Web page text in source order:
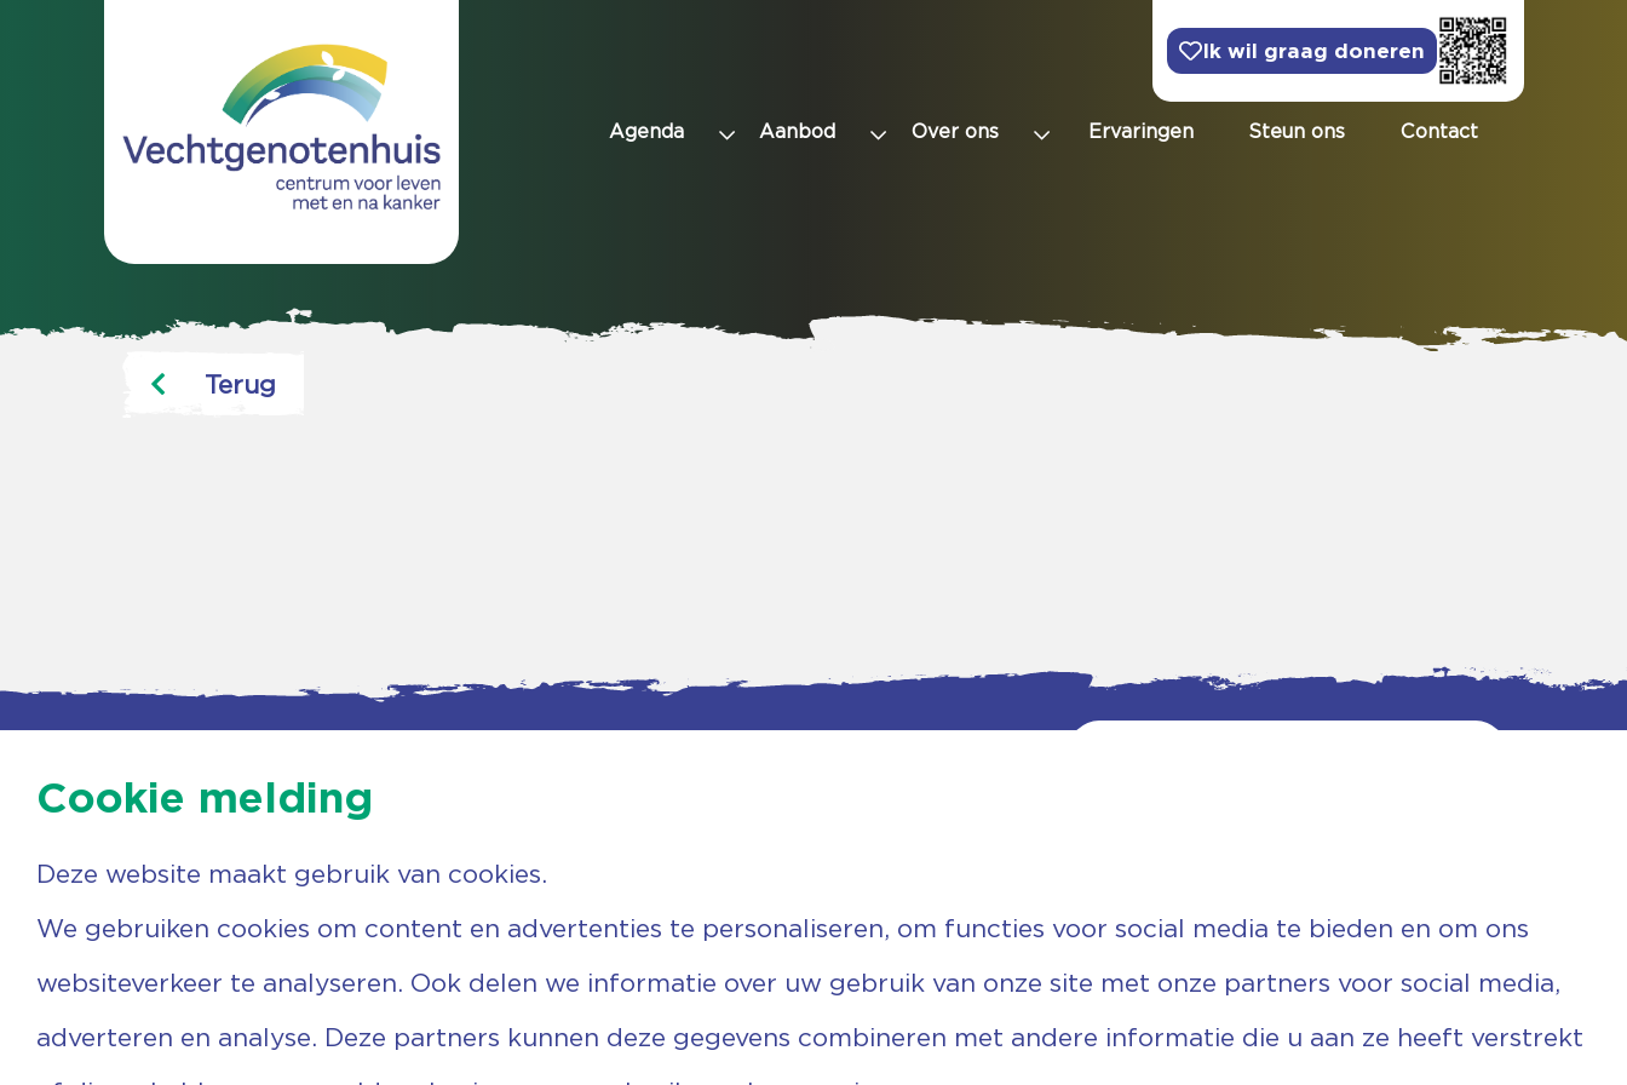
Ik wil graag doneren
Agenda Aanbod Over ons Ervaringen Steun ons Contact
Terug
Agenda
Nieuwsbrief
Vrijwilligers
Steun ons
Contactgegevens
7731 PA Ommen
0529 455 767
info@vechtgenoten.nl
Fiscaal: 819280288
Rek.nr: NL85RABO0127579230
Cookie melding
Deze website maakt gebruik van cookies.
We gebruiken cookies om content en advertenties te personaliseren, om functies voor social media te bieden en om ons
websiteverkeer te analyseren. Ook delen we informatie over uw gebruik van onze site met onze partners voor social media,
adverteren en analyse. Deze partners kunnen deze gegevens combineren met andere informatie die u aan ze heeft verstrekt